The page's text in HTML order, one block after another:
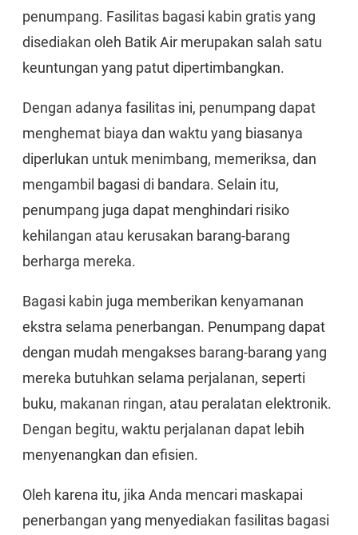
penumpang. Fasilitas bagasi kabin gratis yang
disediakan oleh Batik Air merupakan salah satu
keuntungan yang patut dipertimbangkan.
Dengan adanya fasilitas ini, penumpang dapat
menghemat biaya dan waktu yang biasanya
diperlukan untuk menimbang, memeriksa, dan
mengambil bagasi di bandara. Selain itu,
penumpang juga dapat menghindari risiko
kehilangan atau kerusakan barang-barang
berharga mereka.
Bagasi kabin juga memberikan kenyamanan
ekstra selama penerbangan. Penumpang dapat
dengan mudah mengakses barang-barang yang
mereka butuhkan selama perjalanan, seperti
buku, makanan ringan, atau peralatan elektronik.
Dengan begitu, waktu perjalanan dapat lebih
menyenangkan dan efisien.
Oleh karena itu, jika Anda mencari maskapai
penerbangan yang menyediakan fasilitas bagasi